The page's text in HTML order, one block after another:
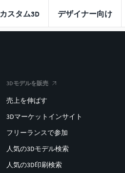
カスタム3D デザイナー向け
3Dモデルを販売
売上を伸ばす
3Dマーケットインサイト
フリーランスで参加
人気の3Dモデル検索
人気の3D印刷検索